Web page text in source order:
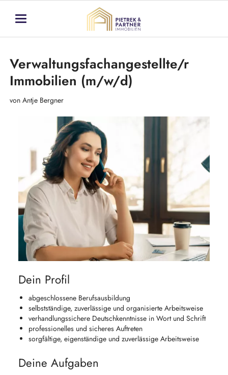
Verwaltungsfachangestellte/r
Immobilien (m/w/d)
von Antje Bergner
Dein Profil
abgeschlossene Berufsausbildung
selbstständige, zuverlässige und organisierte Arbeitsweise
verhandlungssichere Deutschkenntnisse in Wort und Schrift
professionelles und sicheres Auftreten
sorgfältige, eigenständige und zuverlässige Arbeitsweise
Deine Aufgaben